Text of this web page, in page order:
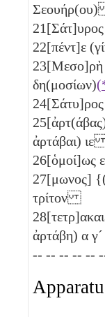
21
22[πέντ]ε
23[Μεσο]ρὴ
δη(μοσίων)
24
25
ἀρτάβαι) ιε
26[ὁμοί]ως
27[μωνος]
τρίτον
28
ἀρτάβη) α γ´
-- -- -- -- --